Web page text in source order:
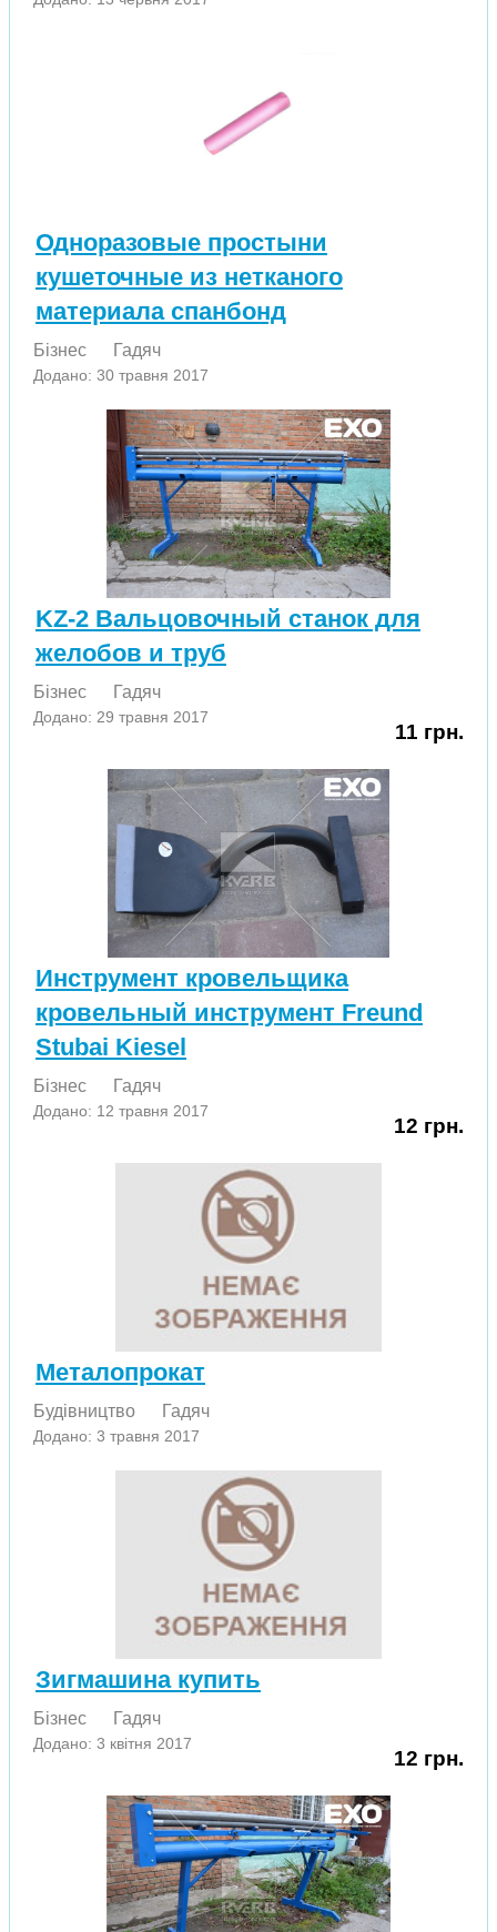
Одноразовые простыни
кушеточные из нетканого
материала спанбонд
Бізнес Гадяч
Додано: 30 травня 2017
KZ-2 Вальцовочный станок для
желобов и труб
Бізнес Гадяч
Додано: 29 травня 2017
11 грн.
Инструмент кровельщика
кровельный инструмент Freund
Stubai Kiesel
Бізнес Гадяч
Додано: 12 травня 2017
12 грн.
Металопрокат
Будівництво Гадяч
Додано: 3 травня 2017
Зигмашина купить
Бізнес Гадяч
Додано: 3 квітня 2017
12 грн.